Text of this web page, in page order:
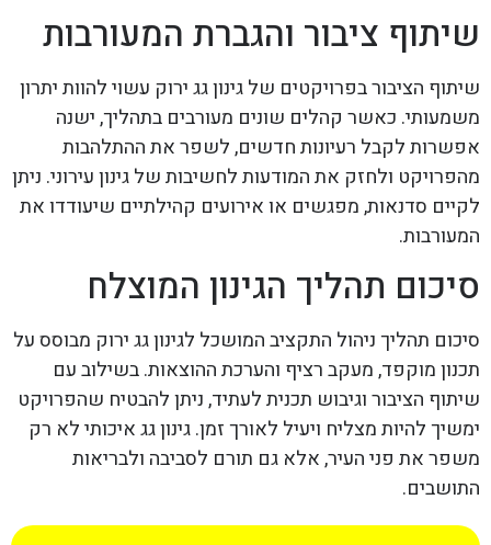
שיתוף ציבור והגברת המעורבות
שיתוף הציבור בפרויקטים של גינון גג ירוק עשוי להוות יתרון
משמעותי. כאשר קהלים שונים מעורבים בתהליך, ישנה
אפשרות לקבל רעיונות חדשים, לשפר את ההתלהבות
מהפרויקט ולחזק את המודעות לחשיבות של גינון עירוני. ניתן
לקיים סדנאות, מפגשים או אירועים קהילתיים שיעודדו את
המעורבות.
סיכום תהליך הגינון המוצלח
סיכום תהליך ניהול התקציב המושכל לגינון גג ירוק מבוסס על
תכנון מוקפד, מעקב רציף והערכת ההוצאות. בשילוב עם
שיתוף הציבור וגיבוש תכנית לעתיד, ניתן להבטיח שהפרויקט
ימשיך להיות מצליח ויעיל לאורך זמן. גינון גג איכותי לא רק
משפר את פני העיר, אלא גם תורם לסביבה ולבריאות
התושבים.